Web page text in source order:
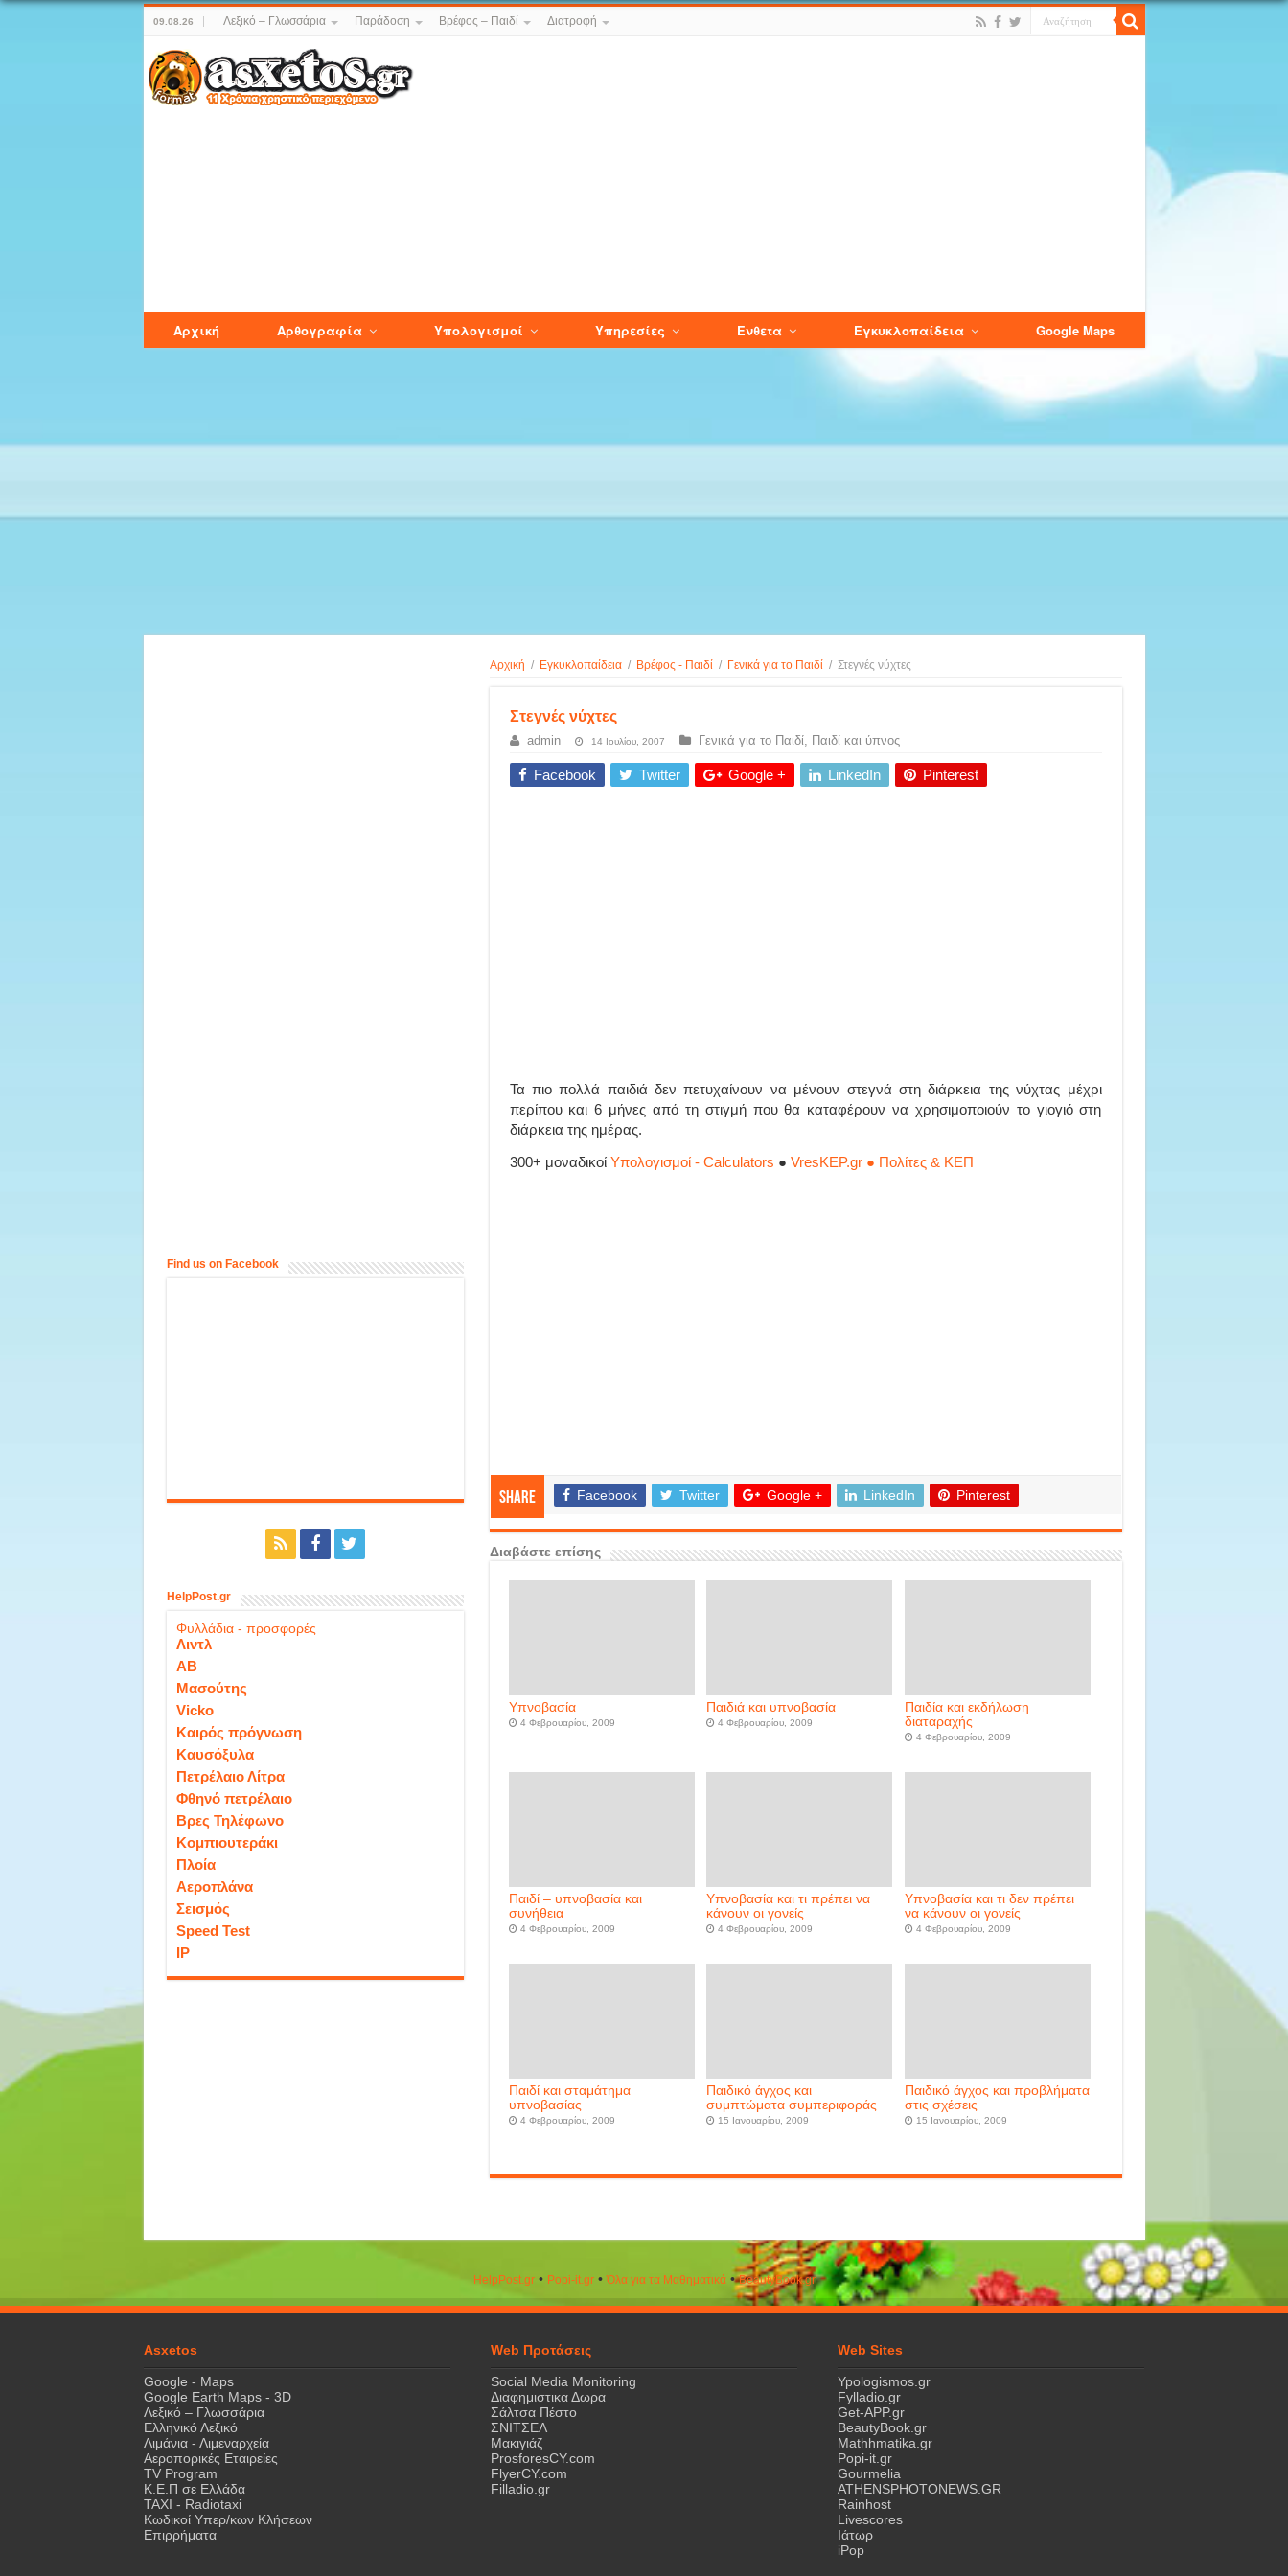
09.08.26 Λεξικό – Γλωσσάρια Παράδοση Βρέφος – Παιδί Διατροφή
Αρχική Αρθογραφία Υπολογισμοί Υπηρεσίες Ενθετα Εγκυκλοπαίδεια Google Maps
Αρχική / Εγκυκλοπαίδεια / Βρέφος - Παιδί / Γενικά για το Παιδί / Στεγνές νύχτες
Στεγνές νύχτες
admin 14 Ιουλίου, 2007 Γενικά για το Παιδί, Παιδί και ύπνος
Facebook Twitter Google + LinkedIn Pinterest
Τα πιο πολλά παιδιά δεν πετυχαίνουν να μένουν στεγνά στη διάρκεια της νύχτας μέχρι
περίπου και 6 μήνες από τη στιγμή που θα καταφέρουν να χρησιμοποιούν το γιογιό στη
διάρκεια της ημέρας.
300+ μοναδικοί Υπολογισμοί - Calculators ● VresKEP.gr ● Πολίτες & ΚΕΠ
Share Facebook Twitter Google + LinkedIn Pinterest
Διαβάστε επίσης
Υπνοβασία
4 Φεβρουαρίου, 2009
Παιδιά και υπνοβασία
4 Φεβρουαρίου, 2009
Παιδία και εκδήλωση
διαταραχής
4 Φεβρουαρίου, 2009
Παιδί – υπνοβασία και
συνήθεια
4 Φεβρουαρίου, 2009
Υπνοβασία και τι πρέπει να
κάνουν οι γονείς
4 Φεβρουαρίου, 2009
Υπνοβασία και τι δεν πρέπει
να κάνουν οι γονείς
4 Φεβρουαρίου, 2009
Παιδί και σταμάτημα
υπνοβασίας
4 Φεβρουαρίου, 2009
Παιδικό άγχος και
συμπτώματα συμπεριφοράς
15 Ιανουαρίου, 2009
Παιδικό άγχος και προβλήματα
στις σχέσεις
15 Ιανουαρίου, 2009
Find us on Facebook
HelpPost.gr
Φυλλάδια - προσφορές
Λιντλ
ΑΒ
Μασούτης
Vicko
Καιρός πρόγνωση
Καυσόξυλα
Πετρέλαιο Λίτρα
Φθηνό πετρέλαιο
Βρες Τηλέφωνο
Κομπιουτεράκι
Πλοία
Αεροπλάνα
Σεισμός
Speed Test
IP
HelpPost.gr• Popi-it.gr•Όλα για τα Μαθηματικά•ΒeautyΒook.gr
Asxetos
Google - Maps
Google Earth Maps - 3D
Λεξικό – Γλωσσάρια
Ελληνικό Λεξικό
Λιμάνια - Λιμεναρχεία
Αεροπορικές Εταιρείες
TV Program
Κ.Ε.Π σε Ελλάδα
ΤΑΧΙ - Radiotaxi
Κωδικοί Υπερ/κων Κλήσεων
Επιρρήματα
Web Προτάσεις
Social Media Monitoring
Διαφημιστικα Δωρα
Σάλτσα Πέστο
ΣΝΙΤΣΕΛ
Μακιγιάζ
ProsforesCY.com
FlyerCY.com
Filladio.gr
Web Sites
Ypologismos.gr
Fylladio.gr
Get-APP.gr
BeautyBook.gr
Mathhmatika.gr
Popi-it.gr
Gourmelia
ATHENSPHOTONEWS.GR
Rainhost
Livescores
Ιάτωρ
iPop